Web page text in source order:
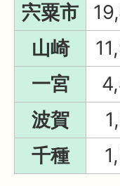
宍粟市
山崎
一宮
波賀
千種